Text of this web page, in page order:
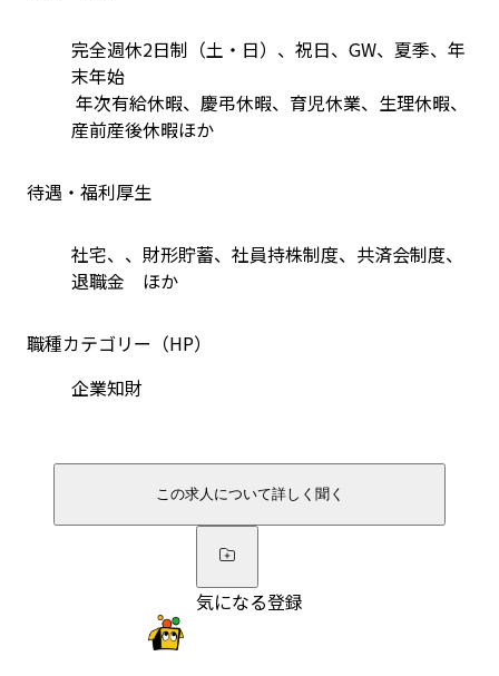
完全週休2日制（土・日）、祝日、GW、夏季、年
末年始
産前産後休暇ほか
待遇・福利厚生
社宅、、財形貯蓄、社員持株制度、共済会制度、
退職金　ほか
職種カテゴリー（HP）
企業知財
この求人について詳しく聞く
気になる登録